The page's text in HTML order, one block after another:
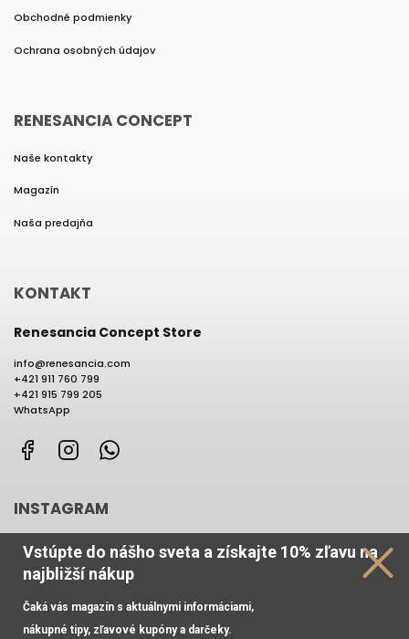
Používame cookies, aby sme Vám umožnili pohodlné
Obchodné podmienky
Ochrana osobných údajov
RENESANCIA CONCEPT
Naše kontakty
Magazín
Naša predajňa
KONTAKT
Renesancia Concept Store
info@renesancia.com
+421 911 760 799
+421 915 799 205
WhatsApp
FacebookInstagram
INSTAGRAM
Vstúpte do nášho sveta a získajte 10% zľavu na
najbližší nákup
Čaká vás magazín s aktuálnymi informáciami,
nákupné tipy, zľavové kupóny a darčeky.